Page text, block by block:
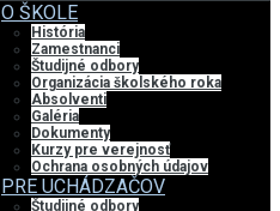
O ŠKOLE
História
Zamestnanci
Študijné odbory
Organizácia školského roka
Absolventi
Galéria
Dokumenty
Kurzy pre verejnosť
Ochrana osobných údajov
PRE UCHÁDZAČOV
Študijné odbory